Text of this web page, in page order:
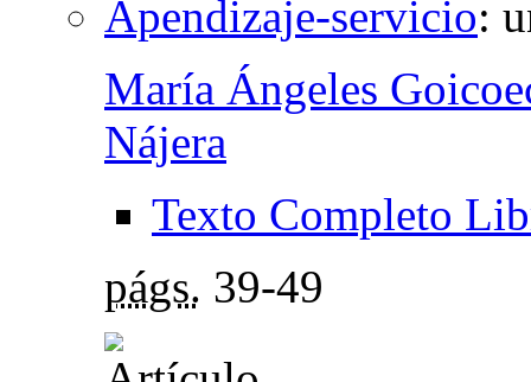
Apendizaje-servicio:
María Ángeles
Nájera
Texto Completo
págs. 39-49